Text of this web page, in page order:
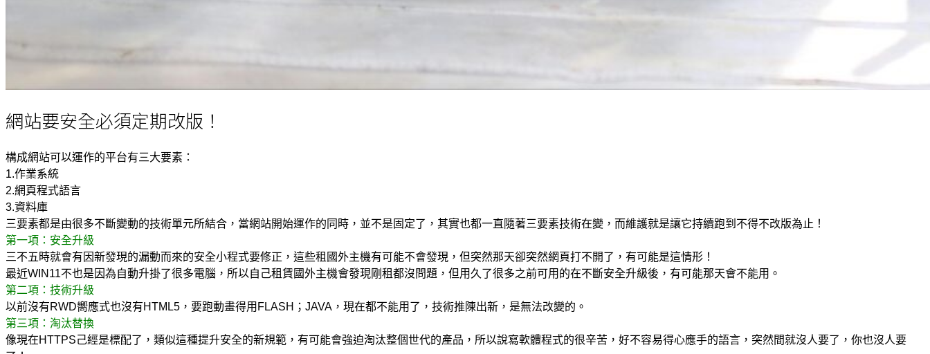
網站要安全必須定期改版！
構成網站可以運作的平台有三大要素：
1.作業系統
2.網頁程式語言
3.資料庫
三要素都是由很多不斷變動的技術單元所結合，當網站開始運作的同時，並不是固定了，其實也都一直隨著三要素技術在變，而維護就是讓它持續跑到不得不改版為止！
第一項：安全升級
三不五時就會有因新發現的漏動而來的安全小程式要修正，這些租國外主機有可能不會發現，但突然那天卻突然網頁打不開了，有可能是這情形！
最近WIN11不也是因為自動升掛了很多電腦，所以自己租賃國外主機會發現剛租都沒問題，但用久了很多之前可用的在不斷安全升級後，有可能那天會不能用。
第二項：技術升級
以前沒有RWD嚮應式也沒有HTML5，要跑動畫得用FLASH；JAVA，現在都不能用了，技術推陳出新，是無法改變的。
第三項：淘汰替換
像現在HTTPS己經是標配了，類似這種提升安全的新規範，有可能會強迫淘汰整個世代的產品，所以說寫軟體程式的很辛苦，好不容易得心應手的語言，突然間就沒人要了，你也沒人要